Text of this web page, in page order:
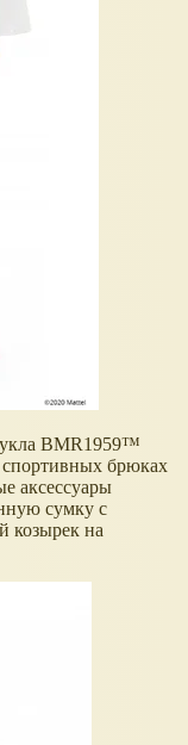
BMR1959™
брюках
аксессуары
сумку с
козырек на